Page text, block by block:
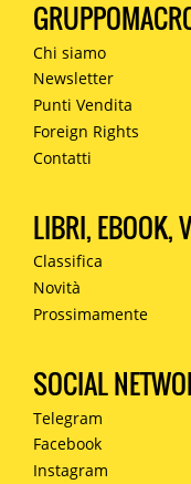
Chi siamo
Newsletter
Punti Vendita
Foreign Rights
Contatti
LIBRI, EBOOK,
Classifica
Novità
Prossimamente
SOCIAL
Telegram
Facebook
Instagram